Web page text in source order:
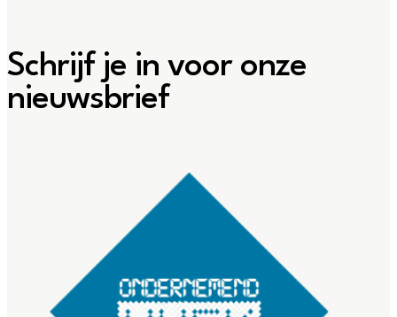
Schrijf je in voor onze
nieuwsbrief